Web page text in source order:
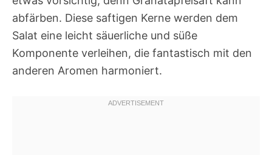
abfärben. Diese saftigen Kerne werden dem
Salat eine leicht säuerliche und süße
Komponente verleihen, die fantastisch mit den
anderen Aromen harmoniert.